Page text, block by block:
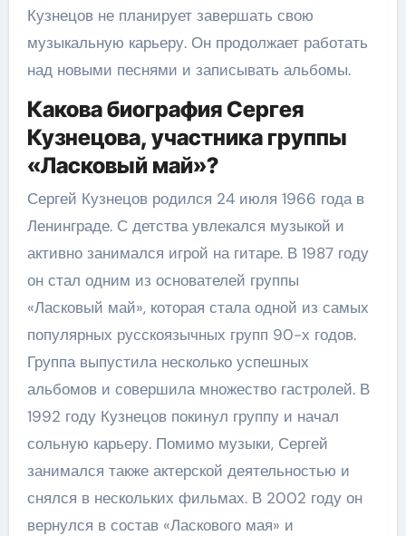
Кузнецов не планирует завершать свою
музыкальную карьеру. Он продолжает работать
над новыми песнями и записывать альбомы.
Какова биография Сергея
Кузнецова, участника группы
«Ласковый май»?
Сергей Кузнецов родился 24 июля 1966 года в
Ленинграде. С детства увлекался музыкой и
активно занимался игрой на гитаре. В 1987 году
он стал одним из основателей группы
«Ласковый май», которая стала одной из самых
популярных русскоязычных групп 90-х годов.
Группа выпустила несколько успешных
альбомов и совершила множество гастролей. В
1992 году Кузнецов покинул группу и начал
сольную карьеру. Помимо музыки, Сергей
занимался также актерской деятельностью и
снялся в нескольких фильмах. В 2002 году он
вернулся в состав «Ласкового мая» и